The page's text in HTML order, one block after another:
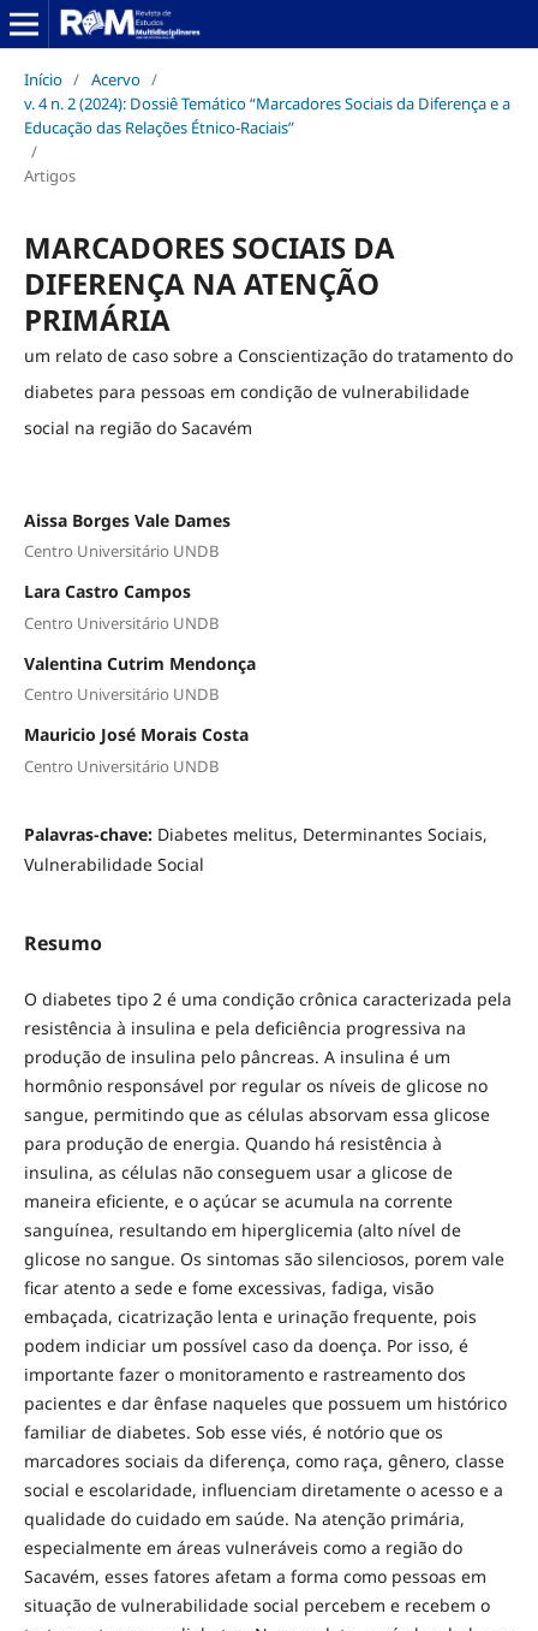
Início / Acervo /
v. 4 n. 2 (2024): Dossiê Temático “Marcadores Sociais da Diferença e a
Educação das Relações Étnico-Raciais”
/
Artigos
MARCADORES SOCIAIS DA
DIFERENÇA NA ATENÇÃO
PRIMÁRIA
um relato de caso sobre a Conscientização do tratamento do
diabetes para pessoas em condição de vulnerabilidade
social na região do Sacavém
Aissa Borges Vale Dames
Centro Universitário UNDB
Lara Castro Campos
Centro Universitário UNDB
Valentina Cutrim Mendonça
Centro Universitário UNDB
Mauricio José Morais Costa
Centro Universitário UNDB
Palavras-chave: Diabetes melitus, Determinantes Sociais,
Vulnerabilidade Social
Resumo
O diabetes tipo 2 é uma condição crônica caracterizada pela
resistência à insulina e pela deficiência progressiva na
produção de insulina pelo pâncreas. A insulina é um
hormônio responsável por regular os níveis de glicose no
sangue, permitindo que as células absorvam essa glicose
para produção de energia. Quando há resistência à
insulina, as células não conseguem usar a glicose de
maneira eficiente, e o açúcar se acumula na corrente
sanguínea, resultando em hiperglicemia (alto nível de
glicose no sangue. Os sintomas são silenciosos, porem vale
ficar atento a sede e fome excessivas, fadiga, visão
embaçada, cicatrização lenta e urinação frequente, pois
podem indiciar um possível caso da doença. Por isso, é
importante fazer o monitoramento e rastreamento dos
pacientes e dar ênfase naqueles que possuem um histórico
familiar de diabetes. Sob esse viés, é notório que os
marcadores sociais da diferença, como raça, gênero, classe
social e escolaridade, influenciam diretamente o acesso e a
qualidade do cuidado em saúde. Na atenção primária,
especialmente em áreas vulneráveis como a região do
Sacavém, esses fatores afetam a forma como pessoas em
situação de vulnerabilidade social percebem e recebem o